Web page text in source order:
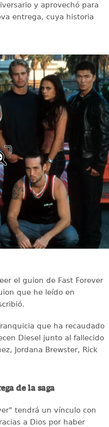
y aprovechó para
entrega, cuya historia
el guion de Fast Forever
que he leído en
que ha recaudado
Diesel junto al fallecido
Jordana Brewster, Rick
de la saga
tendrá un vínculo con
a Dios por haber